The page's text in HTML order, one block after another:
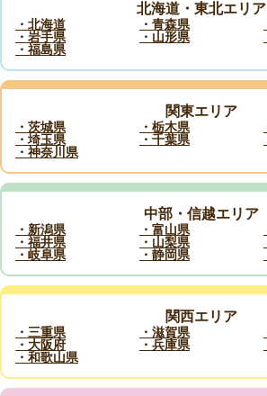
北海道・東北エリア
・北海道 ・青森県
・岩手県
・山形県
・福島県
関東エリア
・茨城県 ・栃木県
・埼玉県
・千葉県
・神奈川県
中部・信越エリア
・新潟県 ・富山県
・福井県
・山梨県
・岐阜県
・静岡県
関西エリア
・三重県 ・滋賀県
・大阪府
・兵庫県
・和歌山県